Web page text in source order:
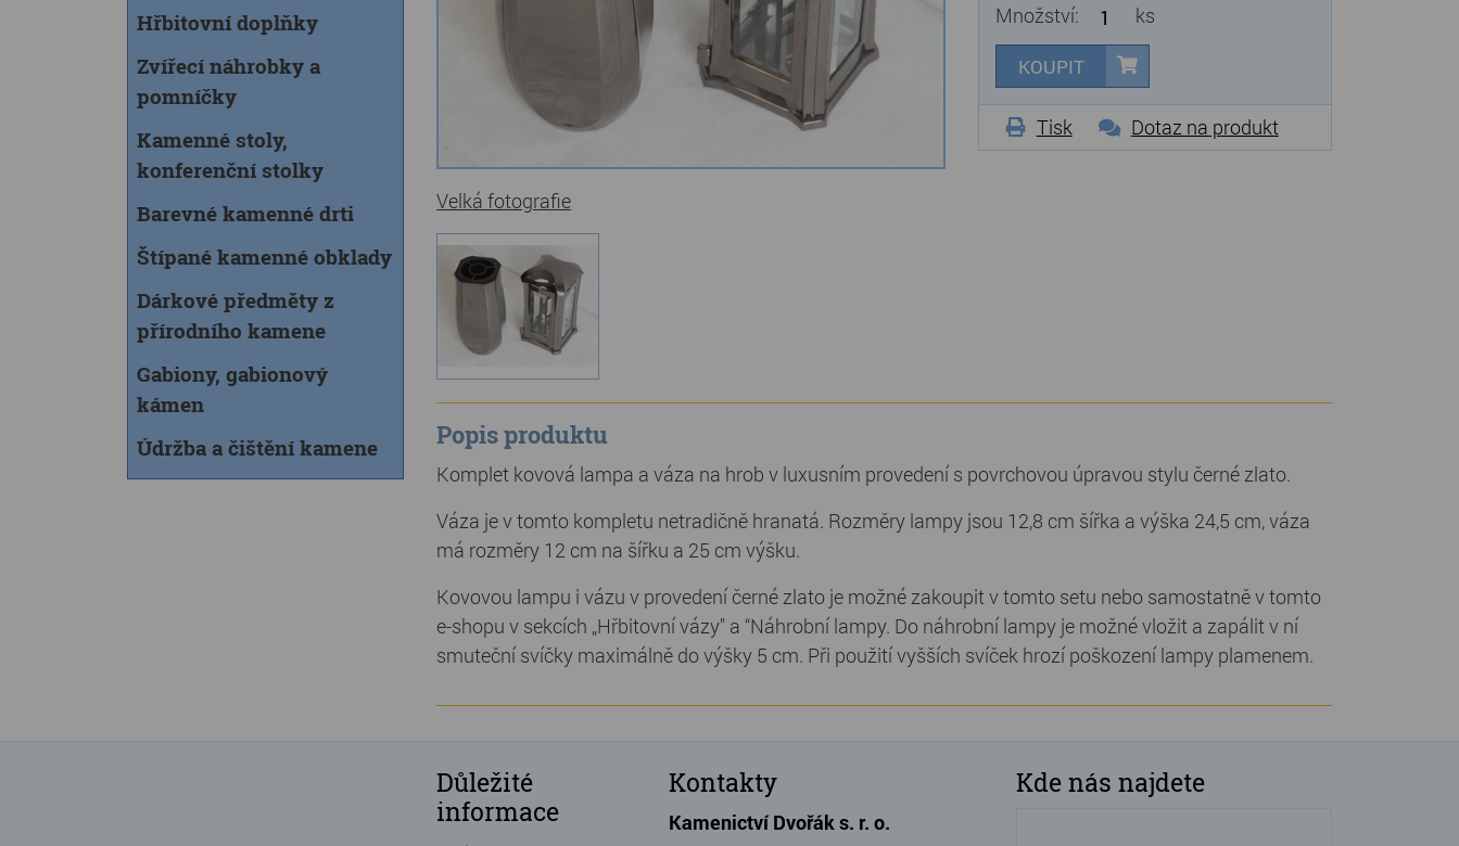
Hřbitovní doplňky
Zvířecí náhrobky a
pomníčky
Kamenné stoly,
konferenční stolky
Barevné kamenné drti
Štípané kamenné obklady
Dárkové předměty z
přírodního kamene
Gabiony, gabionový
kámen
Údržba a čištění kamene
Velká fotografie
Množství: ks
KOUPIT
Tisk Dotaz na produkt
Popis produktu
Komplet kovová lampa a váza na hrob v luxusním provedení s povrchovou úpravou stylu černé zlato.
Váza je v tomto kompletu netradičně hranatá. Rozměry lampy jsou 12,8 cm šířka a výška 24,5 cm, váza
má rozměry 12 cm na šířku a 25 cm výšku.
Kovovou lampu i vázu v provedení černé zlato je možné zakoupit v tomto setu nebo samostatně v tomto
e-shopu v sekcích „Hřbitovní vázy" a “Náhrobní lampy. Do náhrobní lampy je možné vložit a zapálit v ní
smuteční svíčky maximálně do výšky 5 cm. Při použití vyšších svíček hrozí poškození lampy plamenem.
Důležité
informace
Kontakty
Kamenictví Dvořák s. r. o.
Kde nás najdete